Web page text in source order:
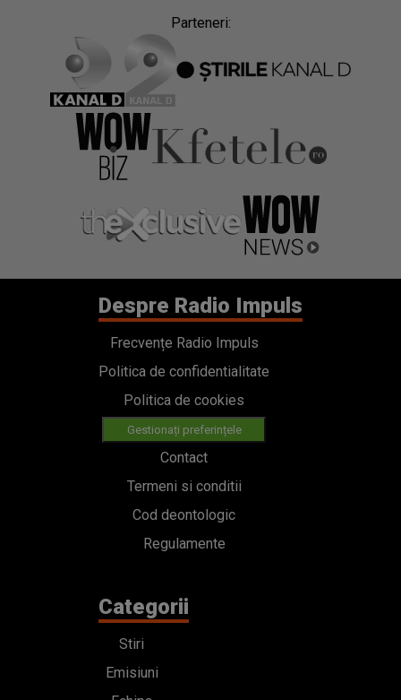
Parteneri:
Despre Radio Impuls
Frecvențe Radio Impuls
Politica de confidentialitate
Politica de cookies
Gestionați preferințele
Contact
Termeni si conditii
Cod deontologic
Regulamente
Categorii
Stiri
Emisiuni